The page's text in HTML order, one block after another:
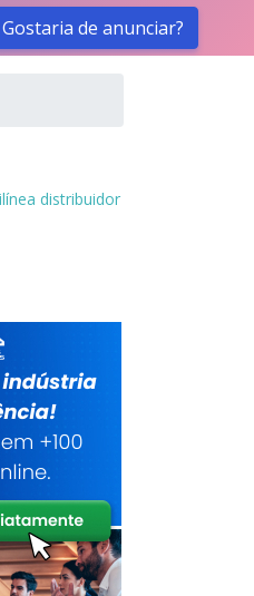
Gostaria de anunciar?
distribuidor